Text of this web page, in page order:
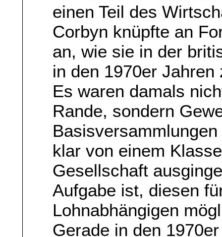
einen Teil des
Corbyn knüpfte an
an, wie sie in der
in den 1970er
Es waren damals
Rande, sondern
klar von einem
Gesellschaft
Aufgabe ist, diesen
Lohnabhängigen
Gerade in den